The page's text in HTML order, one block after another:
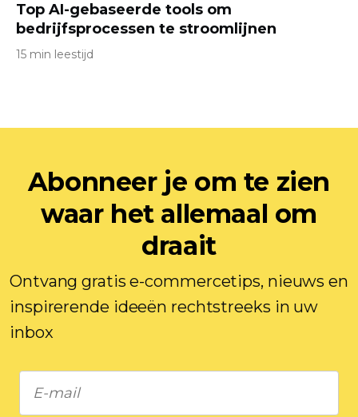
Top AI-gebaseerde tools om
bedrijfsprocessen te stroomlijnen
15 min leestijd
Abonneer je om te zien
waar het allemaal om
draait
Ontvang gratis e-commercetips, nieuws en
inspirerende ideeën rechtstreeks in uw
inbox